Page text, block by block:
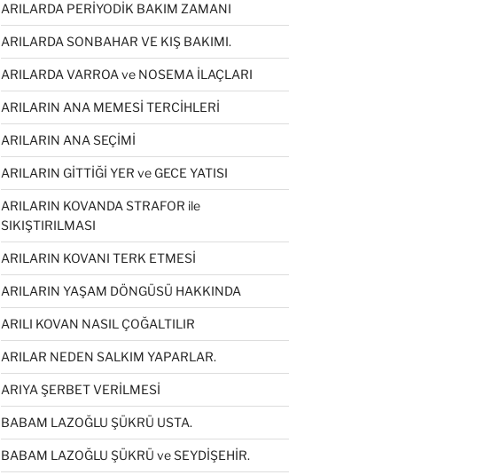
ARILARDA PERİYODİK BAKIM ZAMANI
ARILARDA SONBAHAR VE KIŞ BAKIMI.
ARILARDA VARROA ve NOSEMA İLAÇLARI
ARILARIN ANA MEMESİ TERCİHLERİ
ARILARIN ANA SEÇİMİ
ARILARIN GİTTİĞİ YER ve GECE YATISI
ARILARIN KOVANDA STRAFOR ile
SIKIŞTIRILMASI
ARILARIN KOVANI TERK ETMESİ
ARILARIN YAŞAM DÖNGÜSÜ HAKKINDA
ARILI KOVAN NASIL ÇOĞALTILIR
ARILAR NEDEN SALKIM YAPARLAR.
ARIYA ŞERBET VERİLMESİ
BABAM LAZOĞLU ŞÜKRÜ USTA.
BABAM LAZOĞLU ŞÜKRÜ ve SEYDİŞEHİR.